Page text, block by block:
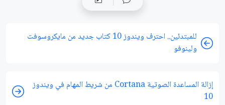
للمبتدئين.. احترف ويندوز 10 كتاب جديد من مايكروسوفت
ولينوفو
إزالة المساعدة الصوتية Cortana من شريط المهام في ويندوز
10